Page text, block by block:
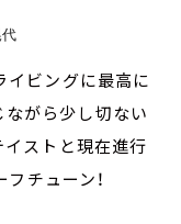
イビングに最高に
がら少し切ない
イストと現在進行
チューン！